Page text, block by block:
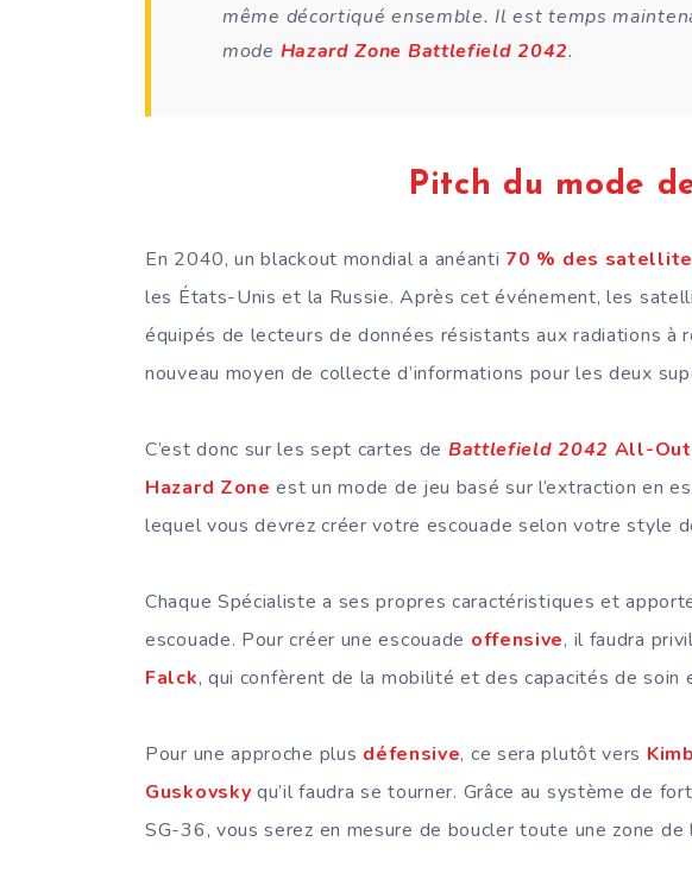
même décortiqué ensemble. Il est temps
mode Hazard Zone Battlefield 2042.
Pitch du mode
En 2040, un blackout mondial a anéanti 70 % des
les États-Unis et la Russie. Après cet événement, les
équipés de lecteurs de données résistants aux radiations à
nouveau moyen de collecte d’informations pour les deux
C’est donc sur les sept cartes de Battlefield 2042 All-
Hazard Zone est un mode de jeu basé sur l’extraction en
lequel vous devrez créer votre escouade selon votre style
Chaque Spécialiste a ses propres caractéristiques et
escouade. Pour créer une escouade offensive, il faudra
Falck, qui confèrent de la mobilité et des capacités de soin
Pour une approche plus défensive, ce sera plutôt vers
Guskovsky qu’il faudra se tourner. Grâce au système de
SG-36, vous serez en mesure de boucler toute une zone de